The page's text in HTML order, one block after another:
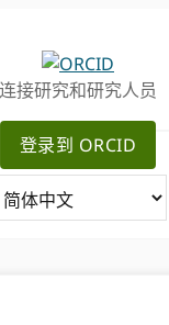
连接研究和研究人员
登录到 ORCID